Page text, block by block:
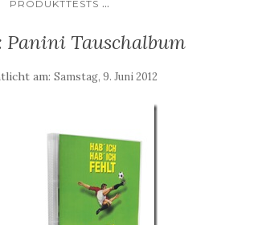
PRODUKTTESTS ...
Panini Tauschalbum
am: Samstag, 9. Juni 2012